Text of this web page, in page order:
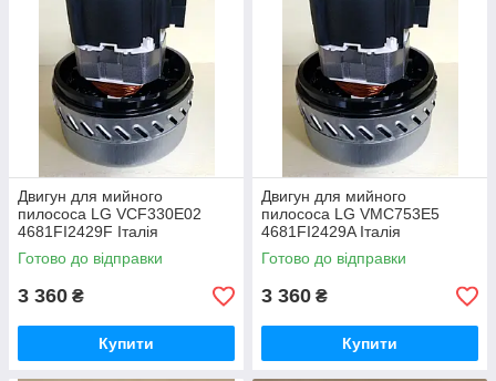
Двигун для мийного
пилососа LG VCF330E02
4681FI2429F Італія
Готово до відправки
3 360 ₴
Купити
Двигун для мийного
пилососа LG VMC753E5
4681FI2429A Італія
Готово до відправки
3 360 ₴
Купити